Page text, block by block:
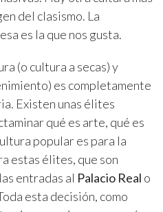
del clasismo. La
es la que nos gusta.
(o cultura a secas) y
es completamente
Existen unas élites
qué es arte, qué es
popular es para la
estas élites, que son
entradas al Palacio Real o
esta decisión, como